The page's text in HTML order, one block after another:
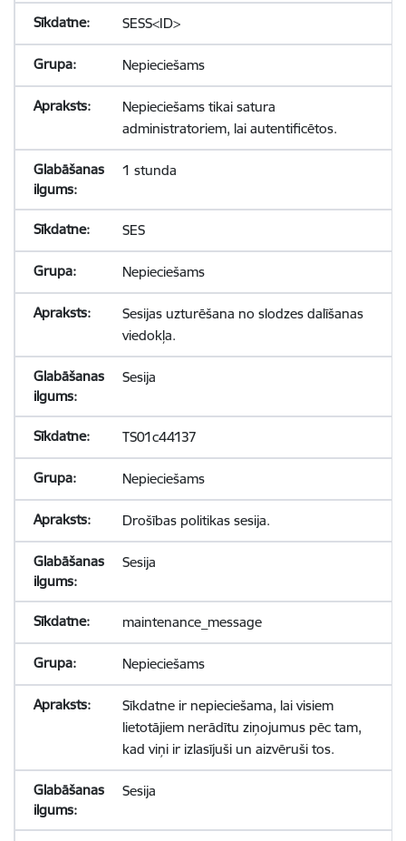
SESS<ID>
Nepieciešams
Nepieciešams tikai satura
administratoriem, lai autentificētos.
1 stunda
SES
Nepieciešams
Sesijas uzturēšana no slodzes dalīšanas
viedokļa.
Sesija
TS01c44137
Nepieciešams
Drošības politikas sesija.
Sesija
maintenance_message
Nepieciešams
Sīkdatne ir nepieciešama, lai visiem
lietotājiem nerādītu ziņojumus pēc tam,
kad viņi ir izlasījuši un aizvēruši tos.
Sesija